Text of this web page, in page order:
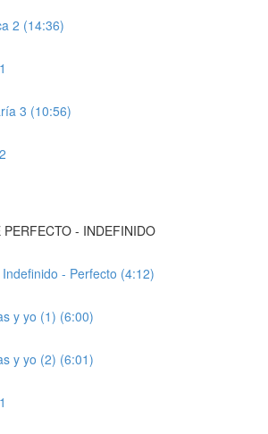
2 (14:36)
3 (10:56)
- INDEFINIDO
- Perfecto (4:12)
y yo (1) (6:00)
y yo (2) (6:01)